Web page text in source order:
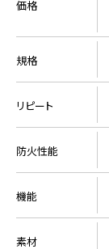
価格
規格
リピート
防火性能
機能
素材